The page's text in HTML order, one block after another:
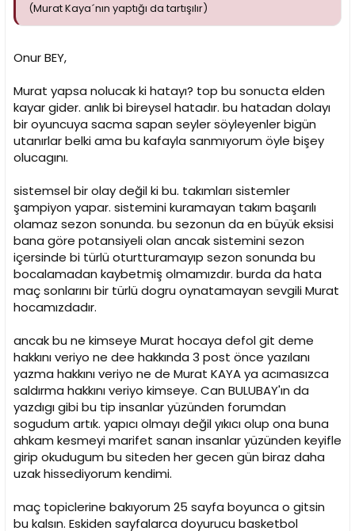
(Murat Kaya´nın yaptığı da tartışılır)
Onur BEY,
Murat yapsa nolucak ki hatayı? top bu sonucta elden
kayar gider. anlık bi bireysel hatadır. bu hatadan dolayı
bir oyuncuya sacma sapan seyler söyleyenler bigün
utanırlar belki ama bu kafayla sanmıyorum öyle bişey
olucagını.
sistemsel bir olay değil ki bu. takımları sistemler
şampiyon yapar. sistemini kuramayan takım başarılı
olamaz sezon sonunda. bu sezonun da en büyük eksisi
bana göre potansiyeli olan ancak sistemini sezon
içersinde bi türlü oturtturamayıp sezon sonunda bu
bocalamadan kaybetmiş olmamızdır. burda da hata
maç sonlarını bir türlü dogru oynatamayan sevgili Murat
hocamızdadır.
ancak bu ne kimseye Murat hocaya defol git deme
hakkını veriyo ne dee hakkında 3 post önce yazılanı
yazma hakkını veriyo ne de Murat KAYA ya acımasızca
saldırma hakkını veriyo kimseye. Can BULUBAY'ın da
yazdıgı gibi bu tip insanlar yüzünden forumdan
sogudum artık. yapıcı olmayı değil yıkıcı olup ona buna
ahkam kesmeyi marifet sanan insanlar yüzünden keyifle
girip okudugum bu siteden her gecen gün biraz daha
uzak hissediyorum kendimi.
maç topiclerine bakıyorum 25 sayfa boyunca o gitsin
bu kalsın. Eskiden sayfalarca doyurucu basketbol